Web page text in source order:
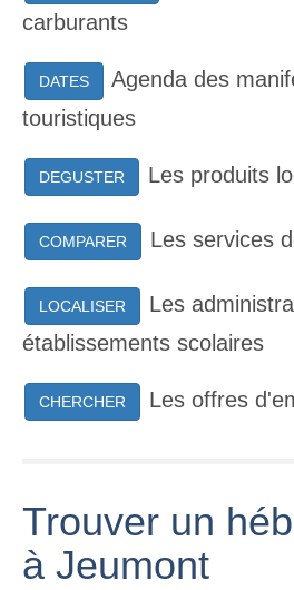
carburants
DATES
Agenda des
touristiques
DEGUSTER Les produits
COMPARER Les services
LOCALISER
Les
établissements scolaires
CHERCHER Les offres
Trouver un
à Jeumont